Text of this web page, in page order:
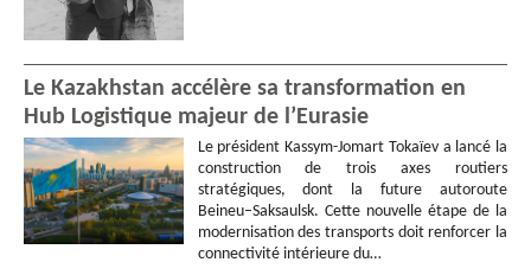
Le Kazakhstan accélère sa transformation en
Hub Logistique majeur de l’Eurasie
Le président Kassym-Jomart Tokaïev a lancé la
construction de trois axes routiers
stratégiques, dont la future autoroute
Beineu–Saksaulsk. Cette nouvelle étape de la
modernisation des transports doit renforcer la
connectivité intérieure du…